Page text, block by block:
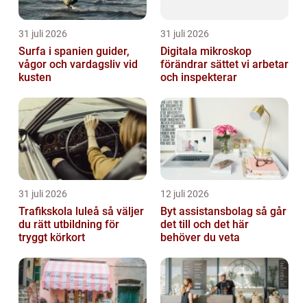
31 juli 2026
Surfa i spanien guider,
vågor och vardagsliv vid
kusten
31 juli 2026
Digitala mikroskop
förändrar sättet vi arbetar
och inspekterar
31 juli 2026
Trafikskola luleå så väljer
du rätt utbildning för
tryggt körkort
12 juli 2026
Byt assistansbolag så går
det till och det här
behöver du veta